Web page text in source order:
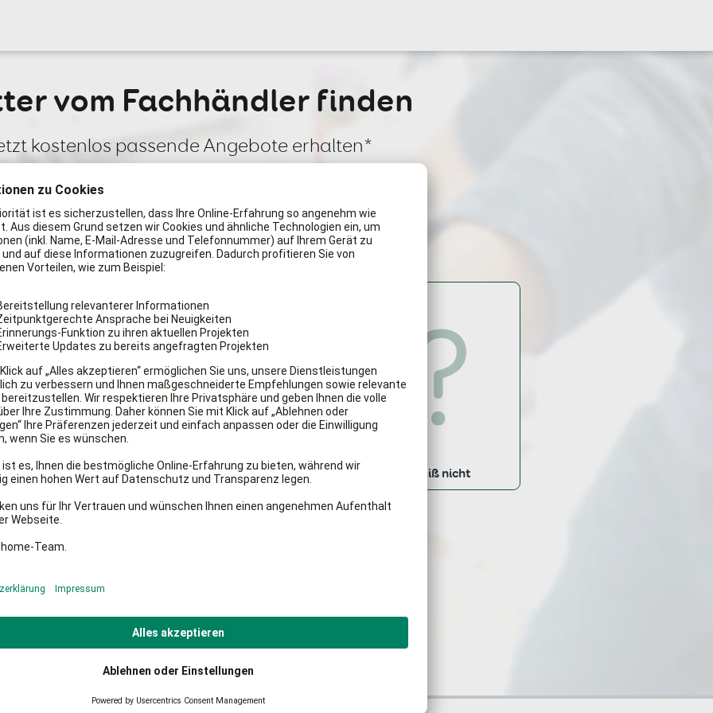
vom Fachhändler finden
kostenlos passende Angebote erhalten*
Wie viele Plotter benötigen Sie?
2 3 oder mehr Weiß nicht